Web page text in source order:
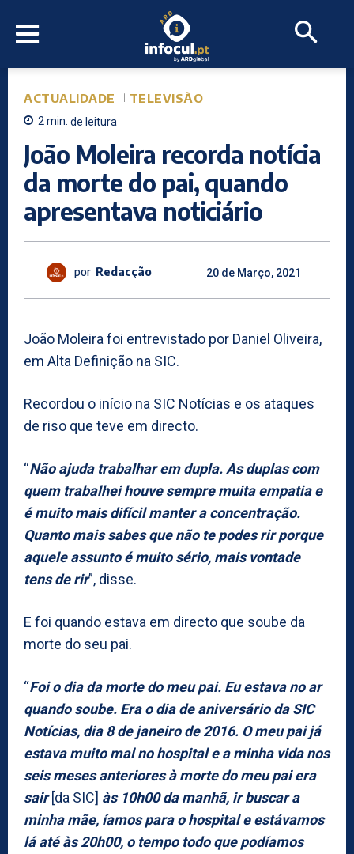
ACTUALIDADE TELEVISÃO
2min. de leitura
João Moleira recorda notícia
da morte do pai, quando
apresentava noticiário
por Redacção 20 de Março, 2021
João Moleira foi entrevistado por Daniel Oliveira,
em Alta Definição na SIC.
Recordou o início na SIC Notícias e os ataques
de riso que teve em directo.
“Não ajuda trabalhar em dupla. As duplas com
quem trabalhei houve sempre muita empatia e
é muito mais difícil manter a concentração.
Quanto mais sabes que não te podes rir porque
aquele assunto é muito sério, mais vontade
tens de rir”, disse.
E foi quando estava em directo que soube da
morte do seu pai.
“Foi o dia da morte do meu pai. Eu estava no ar
quando soube. Era o dia de aniversário da SIC
Notícias, dia 8 de janeiro de 2016. O meu pai já
estava muito mal no hospital e a minha vida nos
seis meses anteriores à morte do meu pai era
sair[da SIC] às 10h00 da manhã, ir buscar a
minha mãe, íamos para o hospital e estávamos
lá até às 20h00, o tempo todo que podíamos